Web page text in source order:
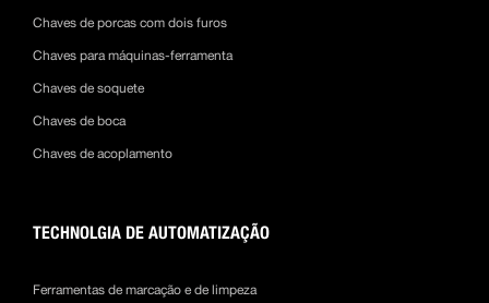
Chaves de porcas com dois furos
Chaves para máquinas-ferramenta
Chaves de soquete
Chaves de boca
Chaves de acoplamento
TECHNOLGIA DE AUTOMATIZAÇÃO
Ferramentas de marcação e de limpeza